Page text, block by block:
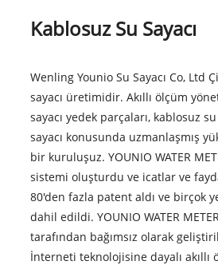
Kablosuz Su Sayacı
Wenling Younio Su Sayacı Co, Ltd
sayacı üretimidir. Akıllı ölçüm
sayacı yedek parçaları, kablosuz su
sayacı konusunda uzmanlaşmış
bir kuruluşuz. YOUNIO WATER
sistemi oluşturdu ve icatlar ve
80'den fazla patent aldı ve birçok
dahil edildi. YOUNIO WATER
tarafından bağımsız olarak
İnterneti teknolojisine dayalı akıllı